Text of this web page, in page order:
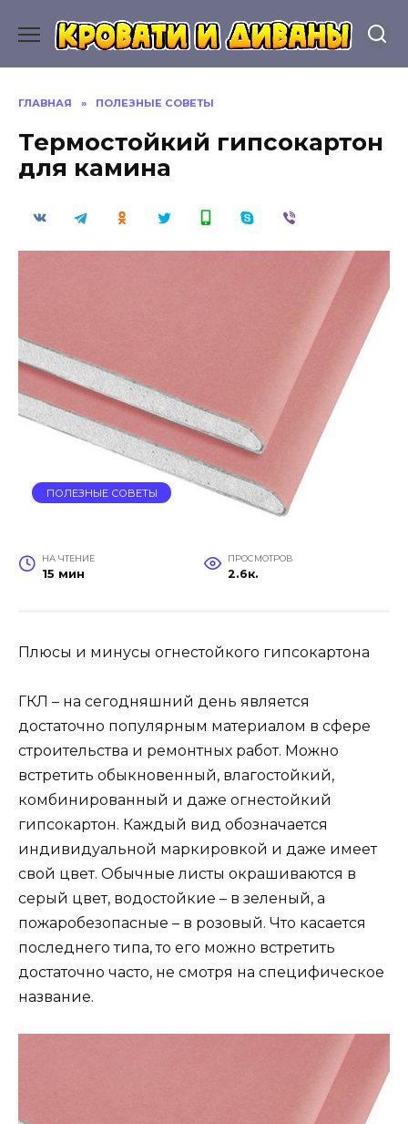
содержанию
ГЛАВНАЯ » ПОЛЕЗНЫЕ СОВЕТЫ
Термостойкий гипсокартон
для камина
ПОЛЕЗНЫЕ СОВЕТЫ
НА ЧТЕНИЕ
15 мин
ПРОСМОТРОВ
2.6к.
Плюсы и минусы огнестойкого гипсокартона
ГКЛ – на сегодняшний день является
достаточно популярным материалом в сфере
строительства и ремонтных работ. Можно
встретить обыкновенный, влагостойкий,
комбинированный и даже огнестойкий
гипсокартон. Каждый вид обозначается
индивидуальной маркировкой и даже имеет
свой цвет. Обычные листы окрашиваются в
серый цвет, водостойкие – в зеленый, а
пожаробезопасные – в розовый. Что касается
последнего типа, то его можно встретить
достаточно часто, не смотря на специфическое
название.